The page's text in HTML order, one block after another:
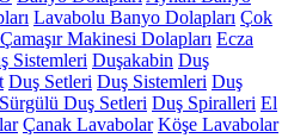
Lavabolu Banyo Dolapları Çok
Çamaşır Makinesi Dolapları Ecza
Sistemleri Duşakabin Duş
Duş Setleri Duş Sistemleri Duş
Sürgülü Duş Setleri Duş Spiralleri El
Çanak Lavabolar Köşe Lavabolar